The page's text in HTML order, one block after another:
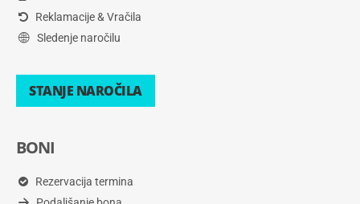
Reklamacije & Vračila
Sledenje naročilu
STANJE NAROČILA
BONI
Rezervacija termina